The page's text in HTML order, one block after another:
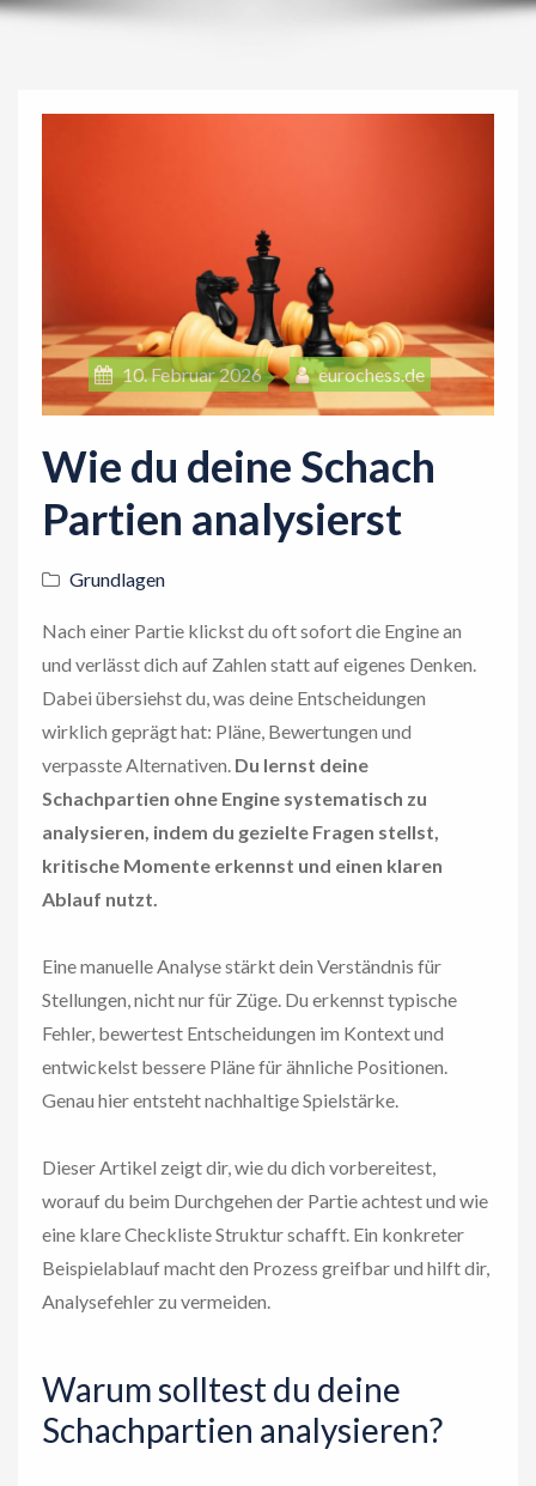
10. Februar 2026 eurochess.de
Wie du deine Schach
Partien analysierst
Grundlagen
Nach einer Partie klickst du oft sofort die Engine an
und verlässt dich auf Zahlen statt auf eigenes Denken.
Dabei übersiehst du, was deine Entscheidungen
wirklich geprägt hat: Pläne, Bewertungen und
verpasste Alternativen. Du lernst deine
Schachpartien ohne Engine systematisch zu
analysieren, indem du gezielte Fragen stellst,
kritische Momente erkennst und einen klaren
Ablauf nutzt.
Eine manuelle Analyse stärkt dein Verständnis für
Stellungen, nicht nur für Züge. Du erkennst typische
Fehler, bewertest Entscheidungen im Kontext und
entwickelst bessere Pläne für ähnliche Positionen.
Genau hier entsteht nachhaltige Spielstärke.
Dieser Artikel zeigt dir, wie du dich vorbereitest,
worauf du beim Durchgehen der Partie achtest und wie
eine klare Checkliste Struktur schafft. Ein konkreter
Beispielablauf macht den Prozess greifbar und hilft dir,
Analysefehler zu vermeiden.
Warum solltest du deine
Schachpartien analysieren?